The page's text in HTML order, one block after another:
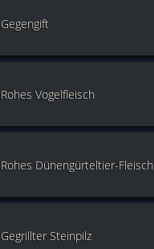
Gegengift
Rohes Vogelfleisch
Rohes Dünengürteltier-Fleisch
Gegrillter Steinpilz